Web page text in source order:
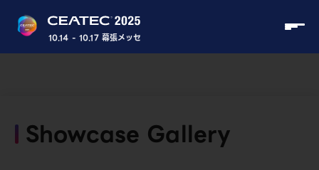
10.14 - 10.17 幕張メッセ
Showcase Gallery